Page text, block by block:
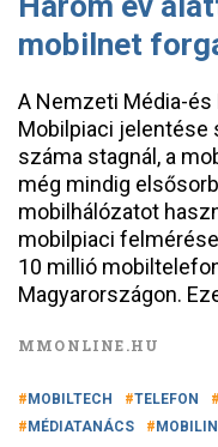
mobilnet
A Nemzeti Média-
Mobilpiaci jelentése
száma stagnál, a
még mindig
mobilhálózatot
mobilpiaci
10 millió
Magyarországon.
MMONLINE.HU
MOBILTECH TELEFON
MÉDIATANÁCS